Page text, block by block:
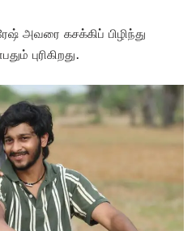
அவரை கசக்கிப் பிழிந்து
புரிகிறது.